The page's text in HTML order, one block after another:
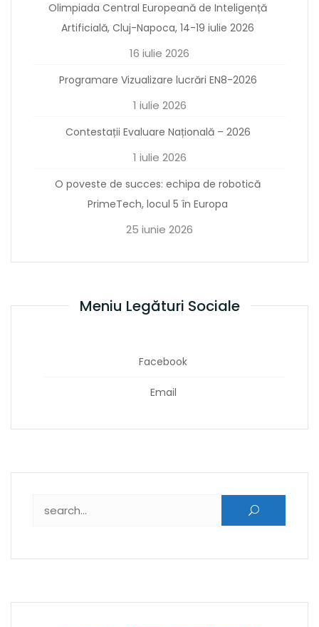
Olimpiada Central Europeană de Inteligență
Artificială, Cluj-Napoca, 14-19 iulie 2026
16 iulie 2026
Programare Vizualizare lucrări EN8-2026
1 iulie 2026
Contestații Evaluare Națională – 2026
1 iulie 2026
O poveste de succes: echipa de robotică
PrimeTech, locul 5 în Europa
25 iunie 2026
Meniu Legături Sociale
Facebook
Email